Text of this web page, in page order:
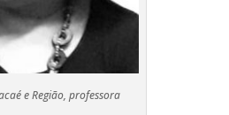
e Região, professora